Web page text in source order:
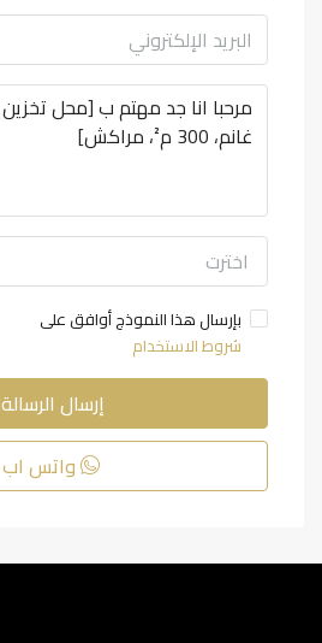
اخترت
بإرسال هذا النموذج أوافق على
شروط الاستخدام
إرسال الرسالة
واتس اب